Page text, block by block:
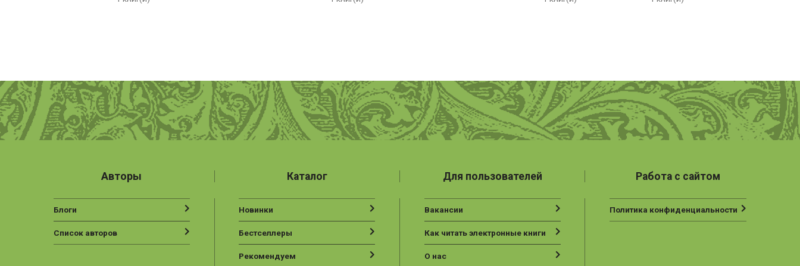
Авторы
Блоги
Список авторов
Каталог
Новинки
Бестселлеры
Рекомендуем
Для пользователей
Вакансии
Как читать электронные книги
О нас
Работа с сайтом
Политика конфиденциальности